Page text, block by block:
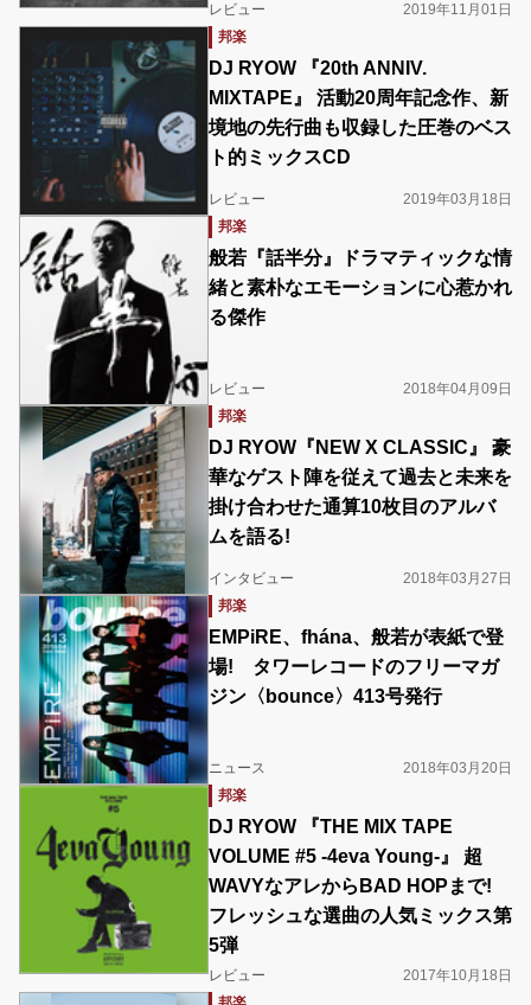
レビュー
2019年11月01日
邦楽
DJ RYOW 『20th ANNIV.
MIXTAPE』 活動20周年記念作、新
境地の先行曲も収録した圧巻のベス
ト的ミックスCD
レビュー
2019年03月18日
邦楽
般若『話半分』ドラマティックな情
緒と素朴なエモーションに心惹かれ
る傑作
レビュー
2018年04月09日
邦楽
DJ RYOW『NEW X CLASSIC』 豪
華なゲスト陣を従えて過去と未来を
掛け合わせた通算10枚目のアルバ
ムを語る!
インタビュー
2018年03月27日
邦楽
EMPiRE、fhána、般若が表紙で登
場! タワーレコードのフリーマガ
ジン〈bounce〉413号発行
ニュース
2018年03月20日
邦楽
DJ RYOW 『THE MIX TAPE
VOLUME #5 -4eva Young-』 超
WAVYなアレからBAD HOPまで!
フレッシュな選曲の人気ミックス第
5弾
レビュー
2017年10月18日